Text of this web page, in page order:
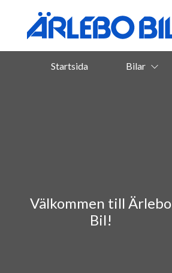
Startsida Bilar
Välkommen till Ärlebo
Bil!